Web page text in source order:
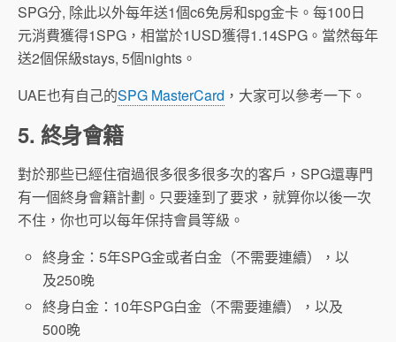
SPG分, 除此以外每年送1個c6免房和spg金卡。每100日
元消費獲得1SPG，相當於1USD獲得1.14SPG。當然每年
送2個保級stays, 5個nights。
UAE也有自己的SPG MasterCard ，大家可以參考一下。
5. 終身會籍
對於那些已經住宿過很多很多很多次的客戶，SPG還專門
有一個終身會籍計劃。只要達到了要求，就算你以後一次
不住，你也可以每年保持會員等級。
終身金：5年SPG金或者白金（不需要連續），以
及250晚
終身白金：10年SPG白金（不需要連續），以及
500晚